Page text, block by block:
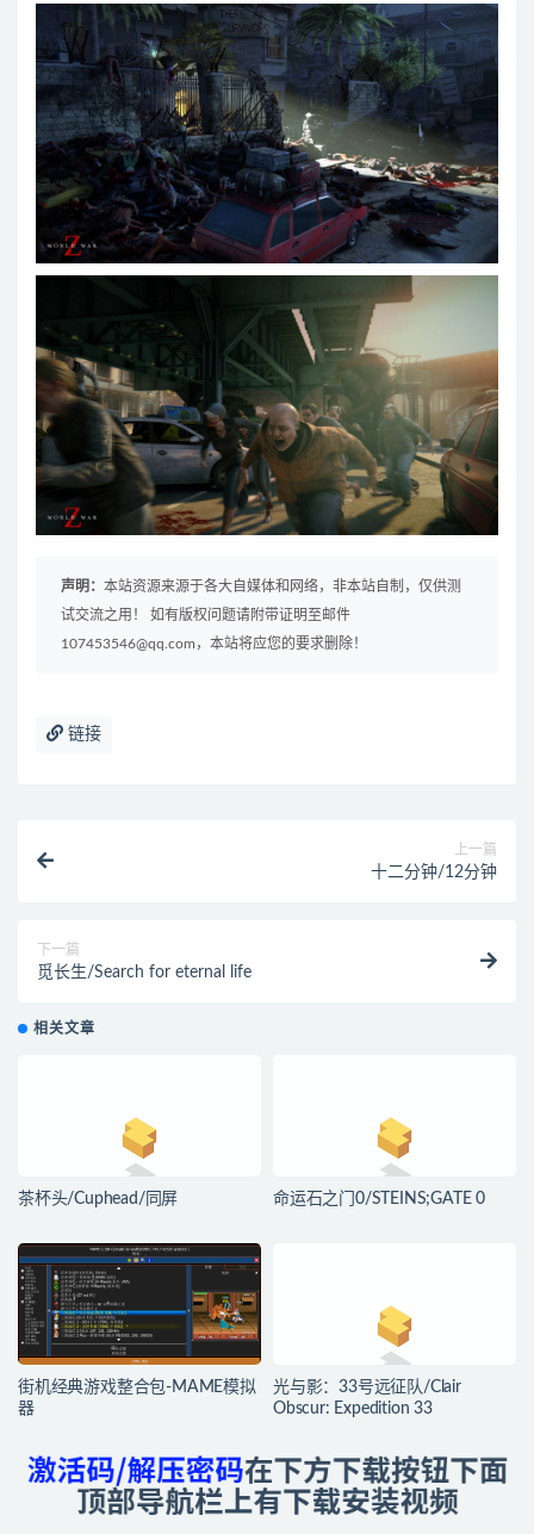
声明： 本站资源来源于各大自媒体和网络，非本站自制，仅供测
试交流之用！ 如有版权问题请附带证明至邮件
107453546@qq.com，本站将应您的要求删除！
链接
上一篇
十二分钟/12分钟
下一篇
觅长生/Search for eternal life
相关文章
茶杯头/Cuphead/同屏 命运石之门0/STEINS;GATE 0
街机经典游戏整合包-MAME模拟
器
光与影：33号远征队/Clair
Obscur: Expedition 33